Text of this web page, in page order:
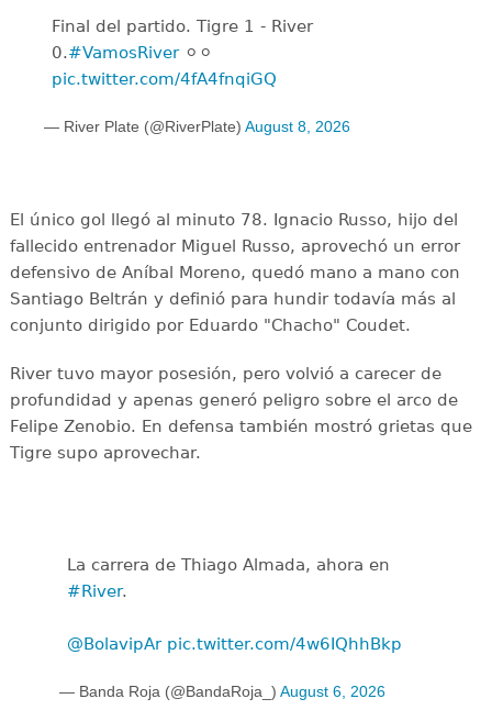
Final del partido. Tigre 1 - River
0.#VamosRiver⚪️⚪️
pic.twitter.com/4fA4fnqiGQ
— River Plate (@RiverPlate) August 8, 2026
El único gol llegó al minuto 78. Ignacio Russo, hijo del
fallecido entrenador Miguel Russo, aprovechó un error
defensivo de Aníbal Moreno, quedó mano a mano con
Santiago Beltrán y definió para hundir todavía más al
conjunto dirigido por Eduardo "Chacho" Coudet.
River tuvo mayor posesión, pero volvió a carecer de
profundidad y apenas generó peligro sobre el arco de
Felipe Zenobio. En defensa también mostró grietas que
Tigre supo aprovechar.
La carrera de Thiago Almada, ahora en
#River.
@BolavipAr pic.twitter.com/4w6IQhhBkp
— Banda Roja (@BandaRoja_) August 6, 2026